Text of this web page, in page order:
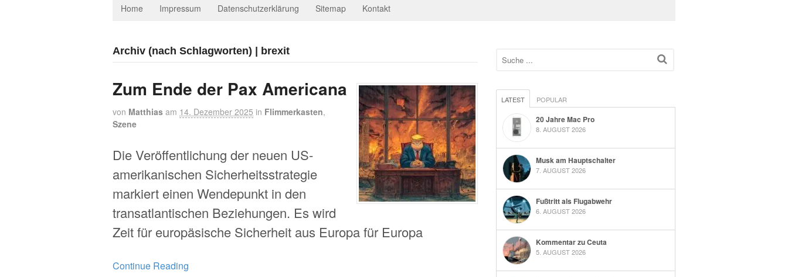
Home Impressum Datenschutzerklärung Sitemap Kontakt
Archiv (nach Schlagworten) | brexit
Zum Ende der Pax Americana
von Matthias am 14. Dezember 2025 in Flimmerkasten,
Szene
Die Veröffentlichung der neuen US-
amerikanischen Sicherheitsstrategie
markiert einen Wendepunkt in den
transatlantischen Beziehungen. Es wird
Zeit für europäsische Sicherheit aus Europa für Europa
Continue Reading
LATEST POPULAR
20 Jahre Mac Pro
8. AUGUST 2026
Musk am Hauptschalter
7. AUGUST 2026
Fußtritt als Flugabwehr
6. AUGUST 2026
Kommentar zu Ceuta
5. AUGUST 2026